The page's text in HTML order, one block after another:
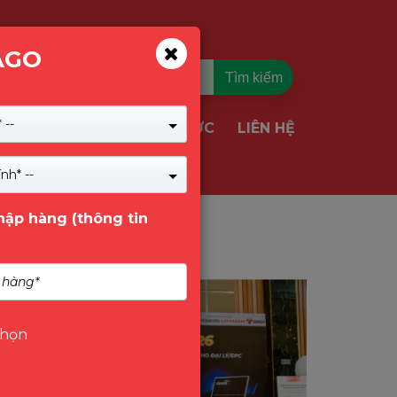
Tìm kiếm
& GIẢI PHÁP TIN TỨC LIÊN HỆ
Tin Tức
--
--
hàng (thông tin